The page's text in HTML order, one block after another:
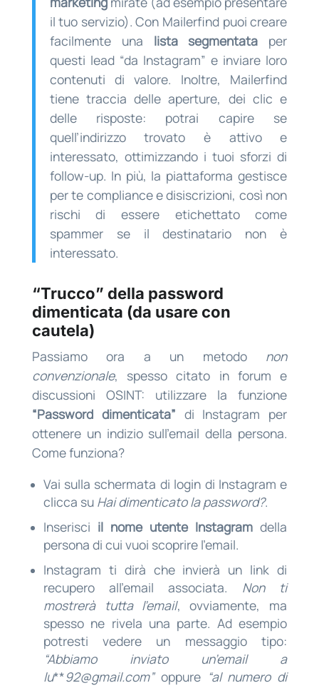
il tuo servizio). Con Mailerfind puoi creare
facilmente una lista segmentata per
questi lead “da Instagram” e inviare loro
contenuti di valore. Inoltre, Mailerfind
tiene traccia delle aperture, dei clic e
delle risposte: potrai capire se
quell’indirizzo trovato è attivo e
interessato, ottimizzando i tuoi sforzi di
follow-up. In più, la piattaforma gestisce
per te compliance e disiscrizioni, così non
rischi di essere etichettato come
spammer se il destinatario non è
interessato.
“Trucco” della password
dimenticata (da usare con
cautela)
Passiamo ora a un metodo non
convenzionale, spesso citato in forum e
discussioni OSINT: utilizzare la funzione
“Password dimenticata” di Instagram per
ottenere un indizio sull’email della persona.
Come funziona?
Vai sulla schermata di login di Instagram e
clicca su Hai dimenticato la password?.
Inserisci il nome utente Instagram della
persona di cui vuoi scoprire l’email.
Instagram ti dirà che invierà un link di
recupero all’email associata. Non ti
mostrerà tutta l’email, ovviamente, ma
spesso ne rivela una parte. Ad esempio
potresti vedere un messaggio tipo:
“Abbiamo inviato un’email a
lu**92@gmail.com”oppure “al numero di